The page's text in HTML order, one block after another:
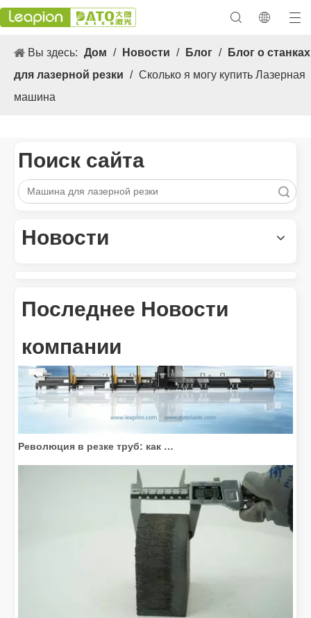
Вы здесь: Дом / Новости / Блог /
Блог о станках
для лазерной резки / Сколько я могу купить Лазерная
машина
Поиск сайта
Новости
Последнее Новости
компании
Революция в резке труб: как станки для лазерной резки труб меняют производство